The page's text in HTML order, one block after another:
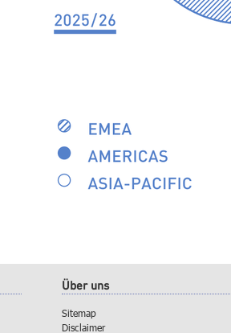
Über uns
Sitemap
Disclaimer